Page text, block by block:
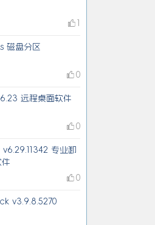
1
磁盘分区
0
远程桌面软件
0
专业卸
件
0
v3.9.8.5270